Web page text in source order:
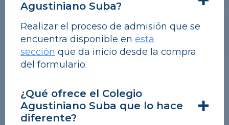
Agustiniano Suba?
Realizar el proceso de admisión que se
encuentra disponible en esta
sección que da inicio desde la compra
del formulario.
¿Qué ofrece el Colegio
Agustiniano Suba que lo hace
diferente?